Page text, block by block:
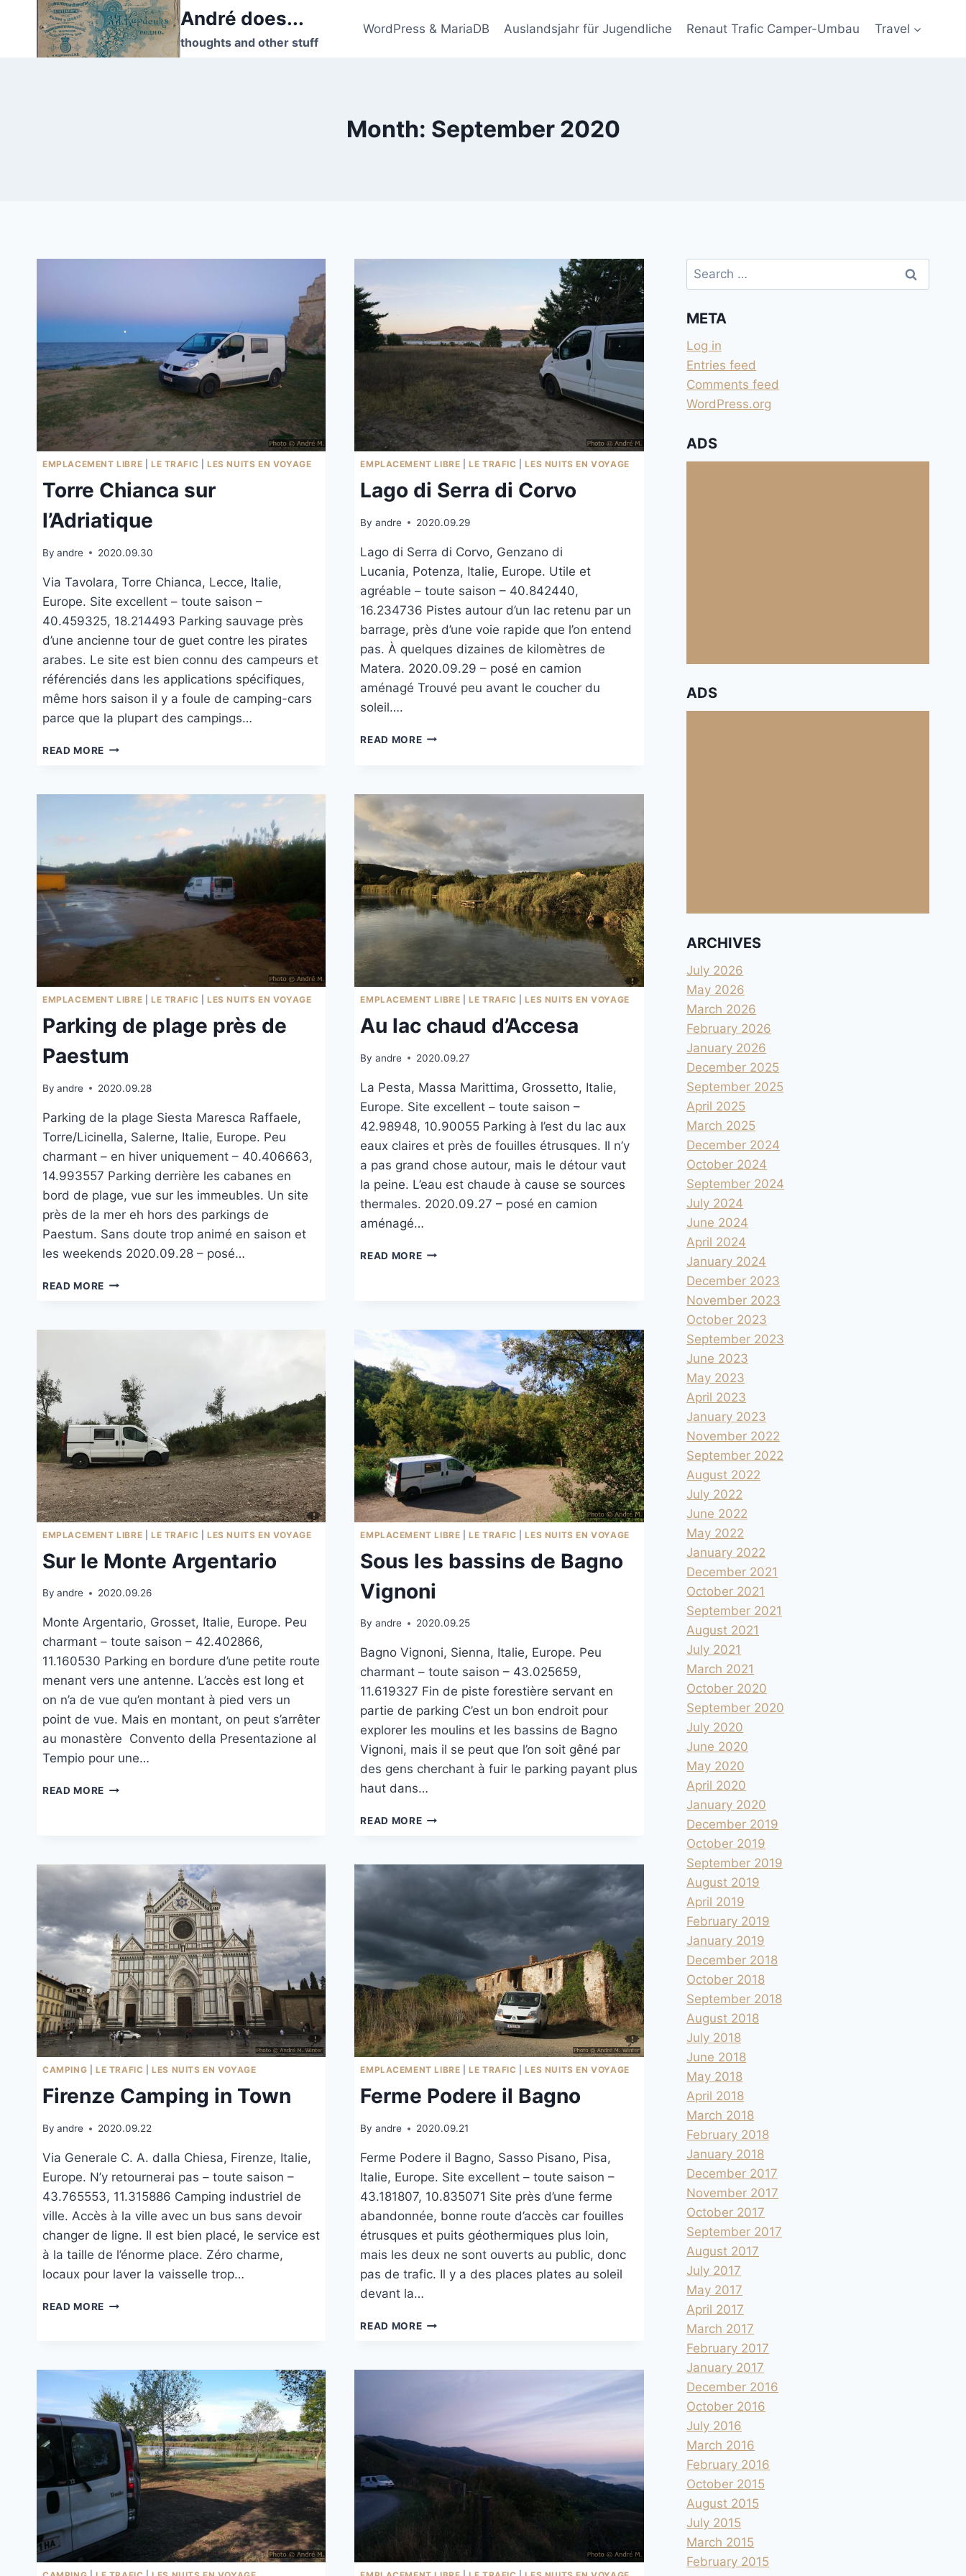
André does...
thoughts and other stuff
WordPress & MariaDB Auslandsjahr für Jugendliche Renaut Trafic Camper-Umbau Travel
Month: September 2020
EMPLACEMENT LIBRE LE TRAFIC |LES NUITS EN VOYAGE
Torre Chianca sur
l’Adriatique
By andre 2020.09.30
Via Tavolara, Torre Chianca, Lecce, Italie,
Europe. Site excellent – toute saison –
40.459325, 18.214493 Parking sauvage près
d’une ancienne tour de guet contre les pirates
arabes. Le site est bien connu des campeurs et
référenciés dans les applications spécifiques,
même hors saison il y a foule de camping-cars
parce que la plupart des campings…
READ MORE TORRE
L’ADRIATIQUE
EMPLACEMENT LIBRE |LE TRAFIC |LES NUITS EN VOYAGE
Lago di Serra di Corvo
By andre 2020.09.29
Lago di Serra di Corvo, Genzano di
Lucania, Potenza, Italie, Europe. Utile et
agréable – toute saison – 40.842440,
16.234736 Pistes autour d’un lac retenu par un
barrage, près d’une voie rapide que l’on entend
pas. À quelques dizaines de kilomètres de
Matera. 2020.09.29 – posé en camion
aménagé Trouvé peu avant le coucher du
soleil….
READ MORELAGO
CORVO
EMPLACEMENT LIBRE LE TRAFIC |LES NUITS EN VOYAGE
Parking de plage près de
Paestum
By andre 2020.09.28
Parking de la plage Siesta Maresca Raffaele,
Torre/Licinella, Salerne, Italie, Europe. Peu
charmant – en hiver uniquement – 40.406663,
14.993557 Parking derrière les cabanes en
bord de plage, vue sur les immeubles. Un site
près de la mer eh hors des parkings de
Paestum. Sans doute trop animé en saison et
les weekends 2020.09.28 – posé…
READ MORE PARKING
PRÈS
EMPLACEMENT LIBRE |LE TRAFIC |LES NUITS EN VOYAGE
Au lac chaud d’Accesa
By andre 2020.09.27
La Pesta, Massa Marittima, Grossetto, Italie,
Europe. Site excellent – toute saison –
42.98948, 10.90055 Parking à l’est du lac aux
eaux claires et près de fouilles étrusques. Il n’y
a pas grand chose autour, mais le détour vaut
la peine. L’eau est chaude à cause se sources
thermales. 2020.09.27 – posé en camion
aménagé…
READ MOREAU
EMPLACEMENT LIBRE LE TRAFIC |LES NUITS EN VOYAGE
Sur le Monte Argentario
By andre 2020.09.26
Monte Argentario, Grosset, Italie, Europe. Peu
charmant – toute saison – 42.402866,
11.160530 Parking en bordure d’une petite route
menant vers une antenne. L’accès est long et
on n’a de vue qu’en montant à pied vers un
point de vue. Mais en montant, on peut s’arrêter
au monastère Convento della Presentazione al
Tempio pour une…
READ MORE SUR
EMPLACEMENT LIBRE |LE TRAFIC |LES NUITS EN VOYAGE
Sous les bassins de Bagno
Vignoni
By andre 2020.09.25
Bagno Vignoni, Sienna, Italie, Europe. Peu
charmant – toute saison – 43.025659,
11.619327 Fin de piste forestière servant en
partie de parking C’est un bon endroit pour
explorer les moulins et les bassins de Bagno
Vignoni, mais il se peut que l’on soit gêné par
des gens cherchant à fuir le parking payant plus
haut dans…
READ MORESOUS
DE
CAMPING LE TRAFIC |LES NUITS EN VOYAGE
Firenze Camping in Town
By andre 2020.09.22
Via Generale C. A. dalla Chiesa, Firenze, Italie,
Europe. N’y retournerai pas – toute saison –
43.765553, 11.315886 Camping industriel de
ville. Accès à la ville avec un bus sans devoir
changer de ligne. Il est bien placé, le service est
à la taille de l’énorme place. Zéro charme,
locaux pour laver la vaisselle trop…
READ MORE FIRENZE
EMPLACEMENT LIBRE |LE TRAFIC |LES NUITS EN VOYAGE
Ferme Podere il Bagno
By andre 2020.09.21
Ferme Podere il Bagno, Sasso Pisano, Pisa,
Italie, Europe. Site excellent – toute saison –
43.181807, 10.835071 Site près d’une ferme
abandonnée, bonne route d’accès car fouilles
étrusques et puits géothermiques plus loin,
mais les deux ne sont ouverts au public, donc
pas de trafic. Il y a des places plates au soleil
devant la…
READ MOREFERME
BAGNO
Search
for:
META
Log in
Entries feed
Comments feed
WordPress.org
ADS
ADS
ARCHIVES
July 2026
May 2026
March 2026
February 2026
January 2026
December 2025
September 2025
April 2025
March 2025
December 2024
October 2024
September 2024
July 2024
June 2024
April 2024
January 2024
December 2023
November 2023
October 2023
September 2023
June 2023
May 2023
April 2023
January 2023
November 2022
September 2022
August 2022
July 2022
June 2022
May 2022
January 2022
December 2021
October 2021
September 2021
August 2021
July 2021
March 2021
October 2020
September 2020
July 2020
June 2020
May 2020
April 2020
January 2020
December 2019
October 2019
September 2019
August 2019
April 2019
February 2019
January 2019
December 2018
October 2018
September 2018
August 2018
July 2018
June 2018
May 2018
April 2018
March 2018
February 2018
January 2018
December 2017
November 2017
October 2017
September 2017
August 2017
July 2017
May 2017
April 2017
March 2017
February 2017
January 2017
December 2016
October 2016
July 2016
March 2016
February 2016
October 2015
August 2015
July 2015
March 2015
February 2015